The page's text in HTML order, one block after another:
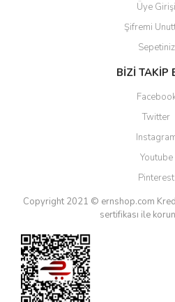
Üye Girişi
Şifremi
Sepetiniz
BİZİ TAKİP
Twitter
Youtube
Pinterest
Copyright 2021 © ernshop.com
sertifikası ile